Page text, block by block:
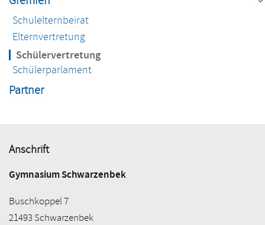
Schulelternbeirat
Elternvertretung
Schülervertretung
Schülerparlament
Partner
Anschrift
Gymnasium Schwarzenbek
Buschkoppel 7
21493 Schwarzenbek